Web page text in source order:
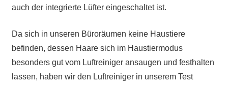
auch der integrierte Lüfter eingeschaltet ist.
Da sich in unseren Büroräumen keine Haustiere
befinden, dessen Haare sich im Haustiermodus
besonders gut vom Luftreiniger ansaugen und festhalten
lassen, haben wir den Luftreiniger in unserem Test